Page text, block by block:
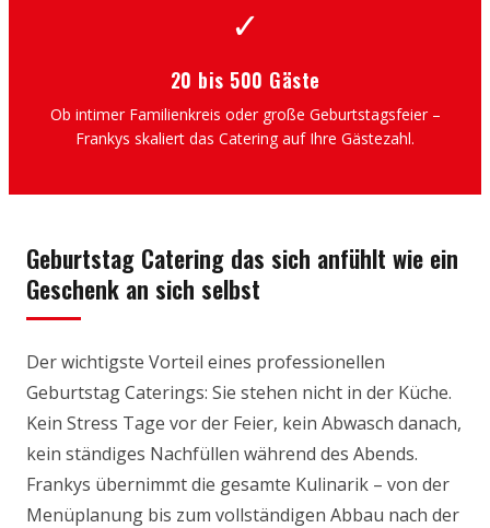
✓
20 bis 500 Gäste
Ob intimer Familienkreis oder große Geburtstagsfeier –
Frankys skaliert das Catering auf Ihre Gästezahl.
Geburtstag Catering das sich anfühlt wie ein
Geschenk an sich selbst
Der wichtigste Vorteil eines professionellen
Geburtstag Caterings: Sie stehen nicht in der Küche.
Kein Stress Tage vor der Feier, kein Abwasch danach,
kein ständiges Nachfüllen während des Abends.
Frankys übernimmt die gesamte Kulinarik – von der
Menüplanung bis zum vollständigen Abbau nach der